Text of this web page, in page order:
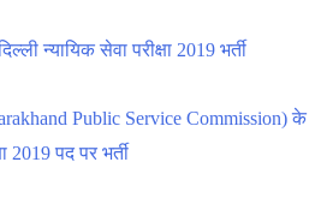
न्यायिक सेवा परीक्षा 2019 भर्ती
Public Service Commission) के
2019 पद पर भर्ती